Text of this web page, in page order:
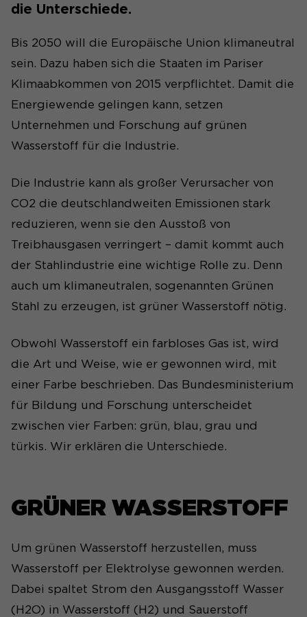
die Unterschiede.
Bis 2050 will die Europäische Union klimaneutral
sein. Dazu haben sich die Staaten im Pariser
Klimaabkommen von 2015 verpflichtet. Damit die
Energiewende gelingen kann, setzen
Unternehmen und Forschung auf grünen
Wasserstoff für die Industrie.
Die Industrie kann als großer Verursacher von
CO2 die deutschlandweiten Emissionen stark
reduzieren, wenn sie den Ausstoß von
Treibhausgasen verringert – damit kommt auch
der Stahlindustrie eine wichtige Rolle zu. Denn
auch um klimaneutralen, sogenannten Grünen
Stahl zu erzeugen, ist grüner Wasserstoff nötig.
Obwohl Wasserstoff ein farbloses Gas ist, wird
die Art und Weise, wie er gewonnen wird, mit
einer Farbe beschrieben. Das Bundesministerium
für Bildung und Forschung unterscheidet
zwischen vier Farben: grün, blau, grau und
türkis. Wir erklären die Unterschiede.
GRÜNER WASSERSTOFF
Um grünen Wasserstoff herzustellen, muss
Wasserstoff per Elektrolyse gewonnen werden.
Dabei spaltet Strom den Ausgangsstoff Wasser
(H2O) in Wasserstoff (H2) und Sauerstoff